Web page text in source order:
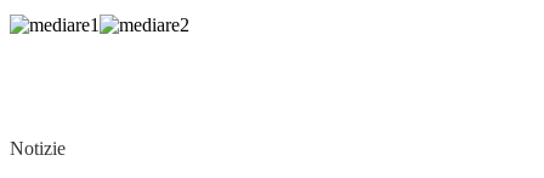
Notizie